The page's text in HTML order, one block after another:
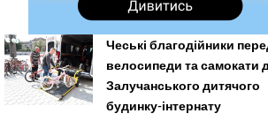
Чеські благодійники
велосипеди та самокати
Залучанського дитячого
будинку-інтернату